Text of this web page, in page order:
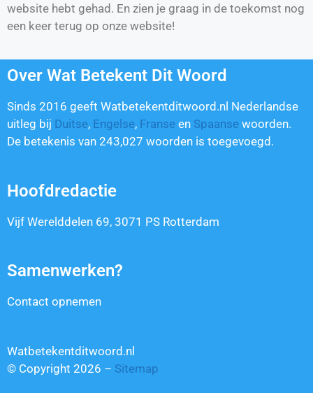
website hebt gehad. En zien je graag in de toekomst nog
een keer terug op onze website!
Over Wat Betekent Dit Woord
Sinds 2016 geeft Watbetekentditwoord.nl Nederlandse
uitleg bij Duitse, Engelse, Franse en Spaanse woorden.
De betekenis van 243,027 woorden is toegevoegd.
Hoofdredactie
Vijf Werelddelen 69, 3071 PS Rotterdam
Samenwerken?
Contact opnemen
Watbetekentditwoord.nl
© Copyright 2026 – Sitemap